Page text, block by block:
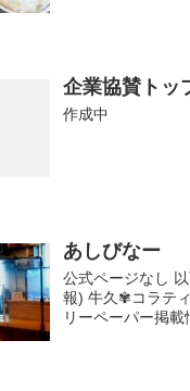
企業協賛トッ
作成中
あしびなー
公式ページなし
報) 牛久✾コラテ
リーペーパー掲載